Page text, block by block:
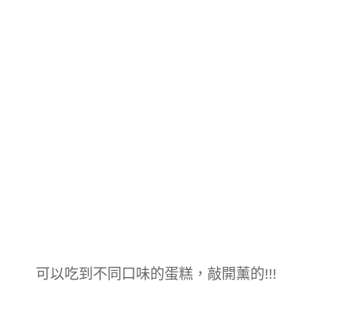
可以吃到不同口味的蛋糕，敲開薰的!!!